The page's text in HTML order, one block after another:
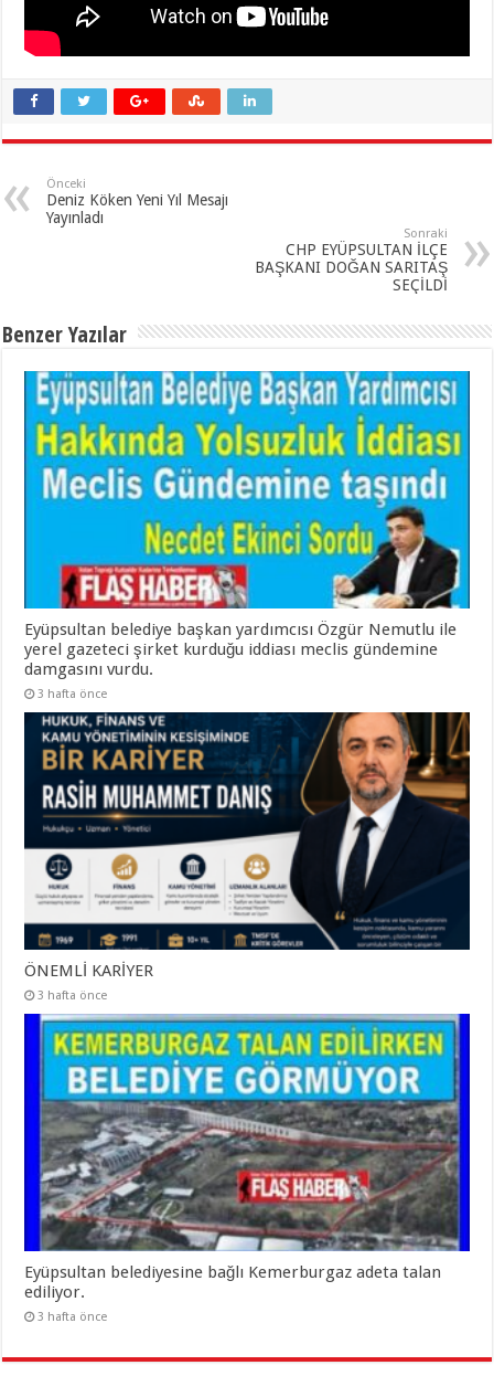
Önceki
Deniz Köken Yeni Yıl Mesajı
Yayınladı
Sonraki
CHP EYÜPSULTAN İLÇE
BAŞKANI DOĞAN SARITAŞ
SEÇİLDİ
Benzer Yazılar
Eyüpsultan belediye başkan yardımcısı Özgür Nemutlu ile
yerel gazeteci şirket kurduğu iddiası meclis gündemine
damgasını vurdu.
3 hafta önce
ÖNEMLİ KARİYER
3 hafta önce
Eyüpsultan belediyesine bağlı Kemerburgaz adeta talan
ediliyor.
3 hafta önce